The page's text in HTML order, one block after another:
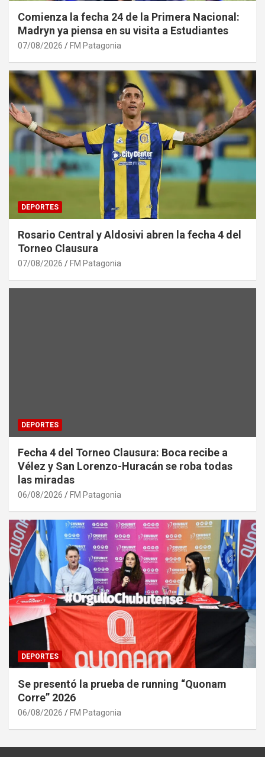
Comienza la fecha 24 de la Primera Nacional:
Madryn ya piensa en su visita a Estudiantes
07/08/2026 FM Patagonia
DEPORTES
Rosario Central y Aldosivi abren la fecha 4 del
Torneo Clausura
07/08/2026 FM Patagonia
DEPORTES
Fecha 4 del Torneo Clausura: Boca recibe a
Vélez y San Lorenzo-Huracán se roba todas
las miradas
06/08/2026 FM Patagonia
DEPORTES
Se presentó la prueba de running “Quonam
Corre” 2026
06/08/2026 FM Patagonia